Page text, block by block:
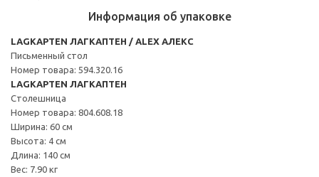
Информация об упаковке
LAGKAPTEN ЛАГКАПТЕН / ALEX АЛЕКС
Письменный стол
Номер товара: 594.320.16
LAGKAPTEN ЛАГКАПТЕН
Столешница
Номер товара: 804.608.18
Ширина: 60 см
Высота: 4 см
Длина: 140 см
Вес: 7.90 кг